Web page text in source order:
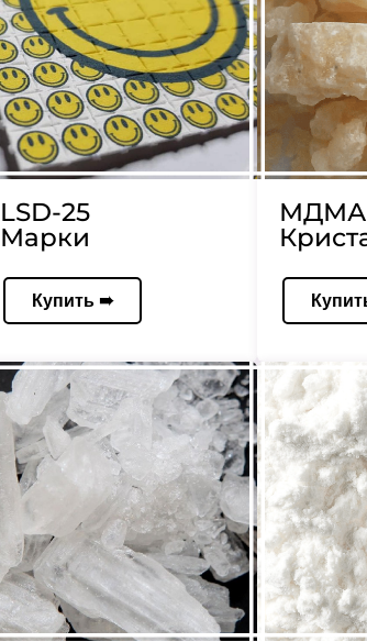
LSD-25
Марки
Купить ➠
МДМА